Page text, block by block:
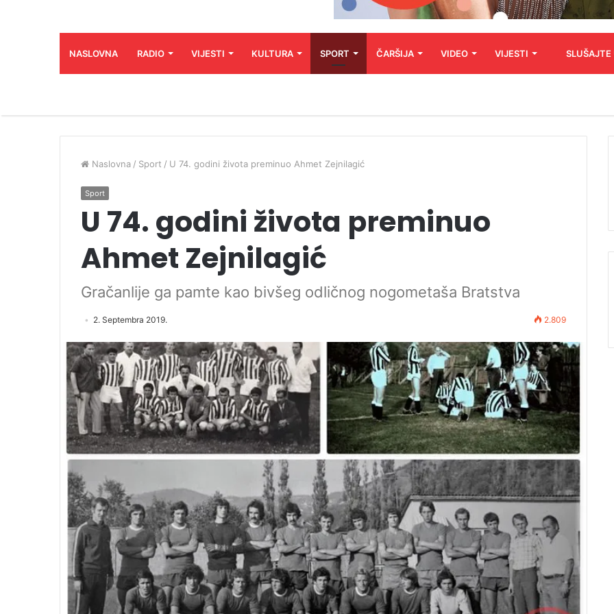
NASLOVNA RADIO VIJESTI KULTURA SPORT ČARŠIJA VIDEO VIJESTI SLUŠAJTE
Naslovna / Sport / U 74. godini života preminuo Ahmet Zejnilagić
Sport
U 74. godini života preminuo
Ahmet Zejnilagić
Gračanlije ga pamte kao bivšeg odličnog nogometaša Bratstva
2. Septembra 2019. 2.809